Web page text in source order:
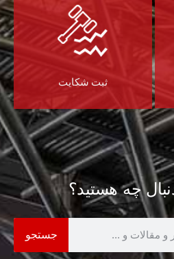
ثبت شکایت
چه هستید؟
جستجو